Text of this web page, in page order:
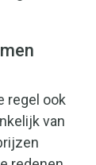
regel ook
van